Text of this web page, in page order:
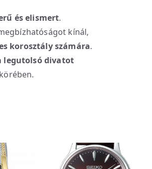
és elismert.
kínál,
korosztály számára.
legutolsó divatot